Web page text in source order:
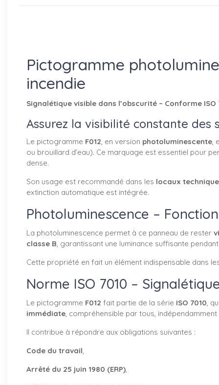
Pictogramme
incendie
Signalétique visible dans l’obscurité – Conforme ISO
Assurez la visibilité constante des
Le pictogramme F012, en version photoluminescente,
ou brouillard d’eau). Ce marquage est essentiel pour
dense.
Son usage est recommandé dans les locaux
extinction automatique est intégrée.
Photoluminescence –
La photoluminescence permet à ce panneau de rester
classe B, garantissant une luminance suffisante
Cette propriété en fait un élément indispensable dans
Norme ISO 7010 –
Le pictogramme F012 fait partie de la série ISO 7010,
immédiate, compréhensible par tous,
Il contribue à répondre aux obligations suivantes :
Code du travail,
Arrêté du 25 juin 1980 (ERP),